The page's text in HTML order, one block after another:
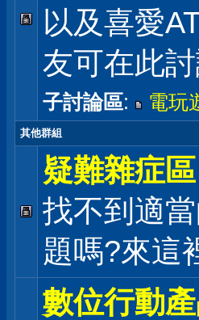
以及喜愛
友可在此
子討論區: 電玩
其他群組
疑難雜症區
找不到適
題嗎?來這
數位行動